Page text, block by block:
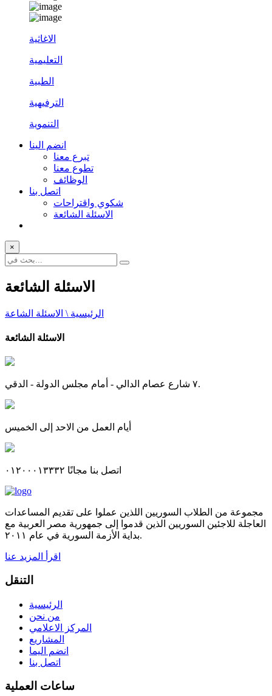
الاغاثية
التعليمية
الطبية
الترفيهية
التنموية
انضم الينا
تبرع معنا
تطوع معنا
الوظائف
اتصل بنا
شكوي واقتراحات
الاسئلة الشائعة
×
الاسئلة الشائعة
الرئيسية \ الاسئلة الشاعة
الاسئلة الشائعة
٧ شارع عصام الدالي - أمام مجلس الدولة - الدقي.
أيام العمل من الاحد إلى الخميس
اتصل بنا مجانًا ٠١٢٠٠٠١٣٣٣٢
مجموعة من الطلاب السوريين اللذين عملوا على تقديم المساعدات
العاجلة للاجئين السوريين الذين قدموا إلى جمهورية مصر العربية مع
بداية الأزمة السورية في عام ٢٠١١.
اقرأ المزيد عنا
التنقل
الرئيسية
من نحن
المركز الاعلامي
المشاريع
انضم اليما
اتصل بنا
ساعات العملية